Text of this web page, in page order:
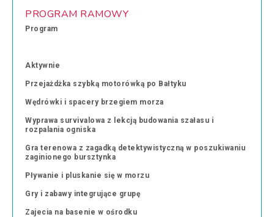
PROGRAM RAMOWY
Program
Aktywnie
Przejażdżka szybką motorówką po Bałtyku
Wędrówki i spacery brzegiem morza
Wyprawa survivalowa z lekcją budowania szałasu i
rozpalania ogniska
Gra terenowa z zagadką detektywistyczną w poszukiwaniu
zaginionego bursztynka
Pływanie i pluskanie się w morzu
Gry i zabawy integrujące grupę
Zajecia na basenie w ośrodku